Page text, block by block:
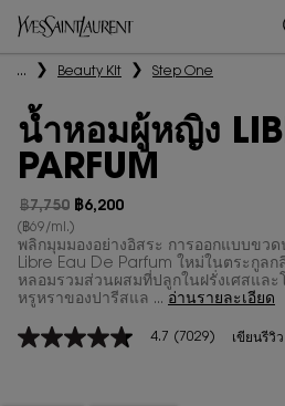
เนื้อหาหลัก
... Beauty Kit Step One
นํ้าหอมผู้หญิง
PARFUM
ราคาเก่า
฿7,750
ราคาใหม่
฿6,200
(฿69/ml.)
พลิกมุมมองอย่างอิสระ การออกแบบขว
Libre Eau De Parfum ใหม่ในตระกูล
หลอมรวมส่วนผสมที่ปลูกในฝรั่งเศสแล
หรูหราของปารีสแล ... อ่านรายละเอียด
4.7
4.7 (7029) เขียนรีวิว